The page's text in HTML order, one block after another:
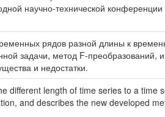
научно-технической
рядов разной длины к
задачи, метод F-преобразований,
и недостатки.
length of time series to a
and describes the new developed